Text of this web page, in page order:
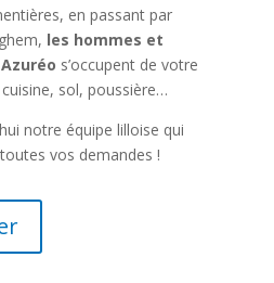
en passant par
les hommes et
s’occupent de votre
sol, poussière…
notre équipe lilloise qui
vos demandes !